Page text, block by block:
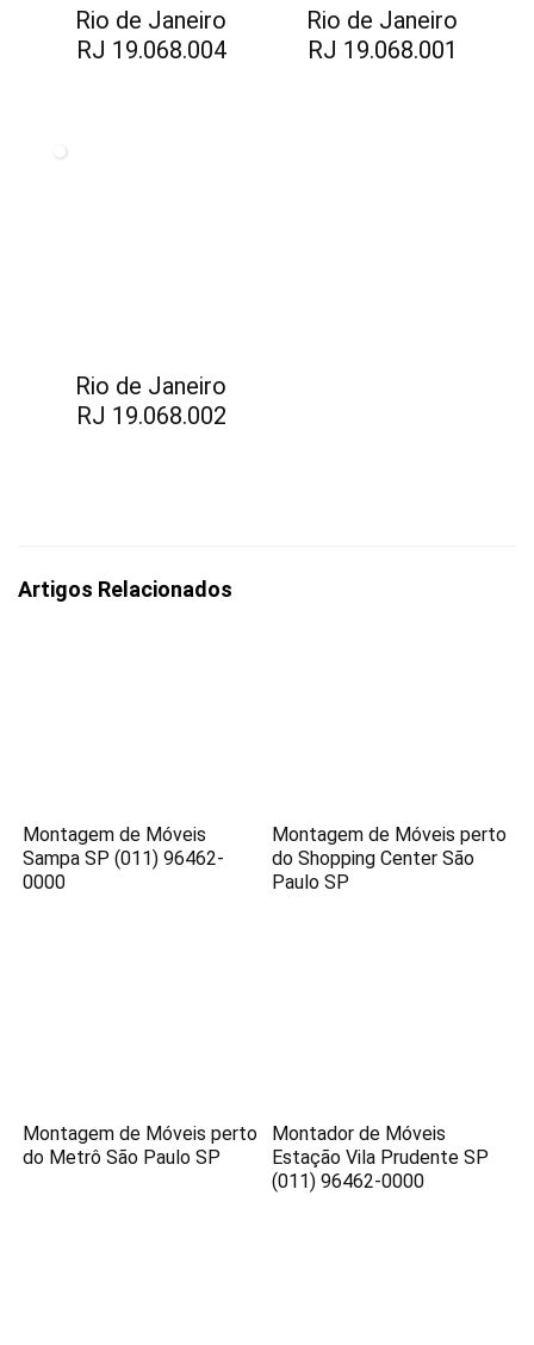
Rio de Janeiro
RJ 19.068.004
Rio de Janeiro
RJ 19.068.001
Rio de Janeiro
RJ 19.068.002
Artigos Relacionados
Montagem de Móveis
Sampa SP (011) 96462-
0000
Montagem de Móveis perto
do Shopping Center São
Paulo SP
Montagem de Móveis perto
do Metrô São Paulo SP
Montador de Móveis
Estação Vila Prudente SP
(011) 96462-0000